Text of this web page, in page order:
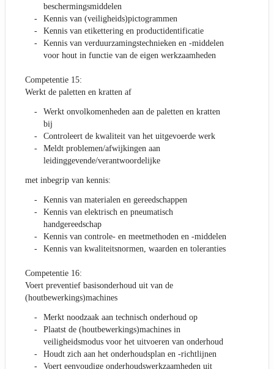
beschermingsmiddelen
Kennis van (veiligheids)pictogrammen
Kennis van etikettering en productidentificatie
Kennis van verduurzamingstechnieken en -middelen
voor hout in functie van de eigen werkzaamheden
Competentie 15:
Werkt de paletten en kratten af
Werkt onvolkomenheden aan de paletten en kratten
bij
Controleert de kwaliteit van het uitgevoerde werk
Meldt problemen/afwijkingen aan
leidinggevende/verantwoordelijke
met inbegrip van kennis:
Kennis van materialen en gereedschappen
Kennis van elektrisch en pneumatisch
handgereedschap
Kennis van controle- en meetmethoden en -middelen
Kennis van kwaliteitsnormen, waarden en toleranties
Competentie 16:
Voert preventief basisonderhoud uit van de
(houtbewerkings)machines
Merkt noodzaak aan technisch onderhoud op
Plaatst de (houtbewerkings)machines in
veiligheidsmodus voor het uitvoeren van onderhoud
Houdt zich aan het onderhoudsplan en -richtlijnen
Voert eenvoudige onderhoudswerkzaamheden uit